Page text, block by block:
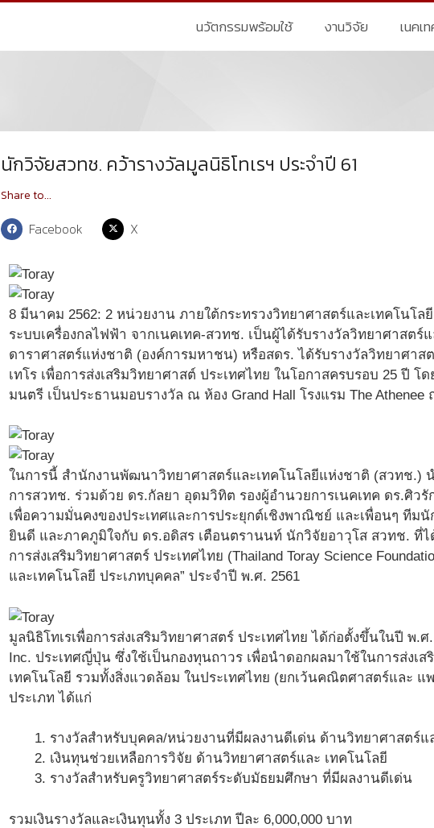
นวัตกรรมพร้อมใช้ งานวิจัย เนคเ
นักวิจัยสวทช. คว้ารางวัลมูลนิธิโทเรฯ ประจำปี 61
Share to...
Facebook X
8 มีนาคม 2562: 2 หน่วยงาน ภายใต้กระทรวงวิทยาศาสตร์และเทคโนโ
ระบบเครื่องกลไฟฟ้า จากเนคเทค-สวทช. เป็นผู้ได้รับรางวัลวิทยาศาสต
ดาราศาสตร์แห่งชาติ (องค์การมหาชน) หรือสดร. ได้รับรางวัลวิทยาศาส
เทโร เพื่อการส่งเสริมวิทยาศาสต์ ประเทศไทย ในโอกาสครบรอบ 25 ปี
มนตรี เป็นประธานมอบรางวัล ณ ห้อง Grand Hall โรงแรม The Athenee
ในการนี้ สำนักงานพัฒนาวิทยาศาสตร์และเทคโนโลยีแห่งชาติ (สวทช.)
การสวทช. ร่วมด้วย ดร.กัลยา อุดมวิทิต รองผู้อำนวยการเนคเทค ดร.ศิว
เพื่อความมั่นคงของประเทศและการประยุกต์เชิงพาณิชย์ และเพื่อนๆ ทีม
ยินดี และภาคภูมิใจกับ ดร.อดิสร เตือนตรานนท์ นักวิจัยอาวุโส สวทช. ที่ไ
การส่งเสริมวิทยาศาสตร์ ประเทศไทย (Thailand Toray Science
และเทคโนโลยี ประเภทบุคคล” ประจำปี พ.ศ. 2561
มูลนิธิโทเรเพื่อการส่งเสริมวิทยาศาสตร์ ประเทศไทย ได้ก่อตั้งขึ้นในปี พ.ศ
Inc. ประเทศญี่ปุ่น ซึ่งใช้เป็นกองทุนถาวร เพื่อนำดอกผลมาใช้ในการส่งเ
เทคโนโลยี รวมทั้งสิ่งแวดล้อม ในประเทศไทย (ยกเว้นคณิตศาสตร์และ
ประเภท ได้แก่
รางวัลสำหรับบุคคล/หน่วยงานที่มีผลงานดีเด่น ด้านวิทยาศาสตร์แ
เงินทุนช่วยเหลือการวิจัย ด้านวิทยาศาสตร์และ เทคโนโลยี
รางวัลสำหรับครูวิทยาศาสตร์ระดับมัธยมศึกษา ที่มีผลงานดีเด่น
รวมเงินรางวัลและเงินทุนทั้ง 3 ประเภท ปีละ 6,000,000 บาท